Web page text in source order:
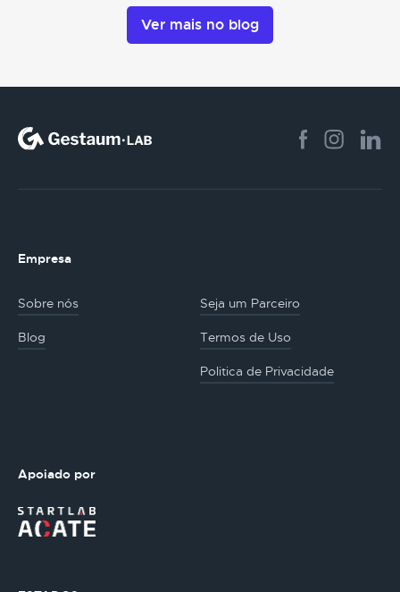
Ver mais no blog
Empresa
Sobre nós Seja um Parceiro
Blog Termos de Uso
Politica de Privacidade
Apoiado por